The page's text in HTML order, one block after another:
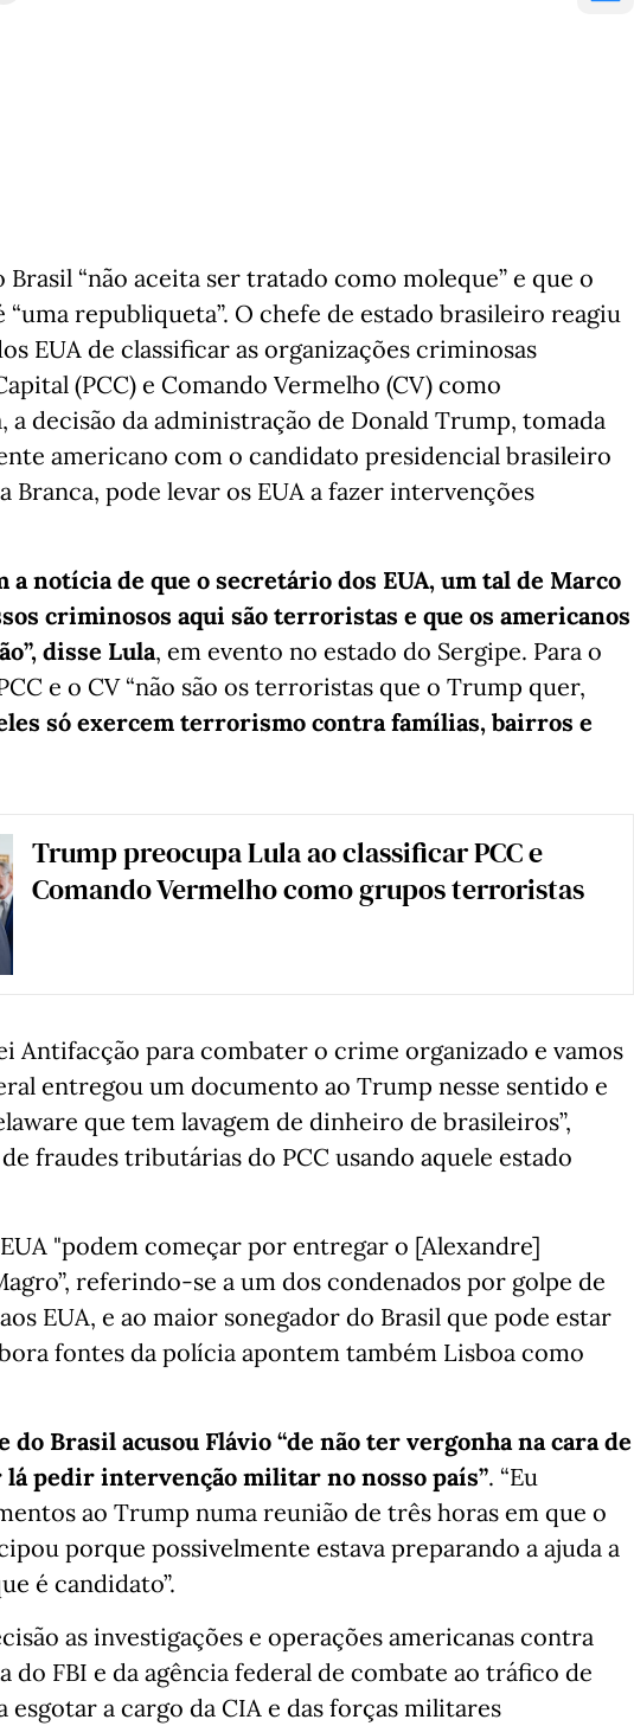
Brasil “não aceita ser tratado como moleque” e que o
“uma republiqueta”. O chefe de estado brasileiro reagiu
EUA de classificar as organizações criminosas
(PCC) e Comando Vermelho (CV) como
a decisão da administração de Donald Trump, tomada
americano com o candidato presidencial brasileiro
Branca, pode levar os EUA a fazer intervenções
notícia de que o secretário dos EUA, um tal de Marco
criminosos aqui são terroristas e que os americanos
disse Lula, em evento no estado do Sergipe. Para o
e o CV “não são os terroristas que o Trump quer,
só exercem terrorismo contra famílias, bairros e
Trump preocupa Lula ao classificar PCC e
Comando Vermelho como grupos terroristas
Antifacção para combater o crime organizado e vamos
entregou um documento ao Trump nesse sentido e
que tem lavagem de dinheiro de brasileiros”,
fraudes tributárias do PCC usando aquele estado
"podem começar por entregar o [Alexandre]
referindo-se a um dos condenados por golpe de
EUA, e ao maior sonegador do Brasil que pode estar
fontes da polícia apontem também Lisboa como
do Brasil acusou Flávio “de não ter vergonha na cara de
pedir intervenção militar no nosso país”. “Eu
ao Trump numa reunião de três horas em que o
porque possivelmente estava preparando a ajuda a
é candidato”.
as investigações e operações americanas contra
do FBI e da agência federal de combate ao tráfico de
esgotar a cargo da CIA e das forças militares